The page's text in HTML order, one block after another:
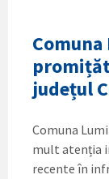
județul
Comuna
mult atenția
recente în